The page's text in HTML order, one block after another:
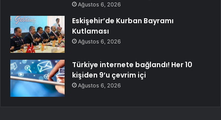
Ağustos 6, 2026
Eskişehir’de Kurban Bayramı
Kutlaması
Ağustos 6, 2026
Türkiye internete bağlandı! Her 10
kişiden 9’u çevrim içi
Ağustos 6, 2026